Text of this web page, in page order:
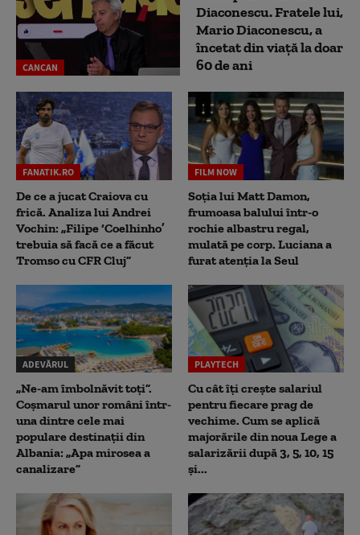
CANCAN
Diaconescu. Fratele lui,
Mario Diaconescu, a
încetat din viață la doar
60 de ani
FANATIK.RO
De ce a jucat Craiova cu
frică. Analiza lui Andrei
Vochin: „Filipe ‘Coelhinho’
trebuia să facă ce a făcut
Tromso cu CFR Cluj”
FILM NOW
Soția lui Matt Damon,
frumoasa balului într-o
rochie albastru regal,
mulată pe corp. Luciana a
furat atenția la Seul
ADEVĂRUL
„Ne-am îmbolnăvit toți”.
Coșmarul unor români într-
una dintre cele mai
populare destinații din
Albania: „Apa mirosea a
canalizare”
PLAYTECH
Cu cât îți crește salariul
pentru fiecare prag de
vechime. Cum se aplică
majorările din noua Lege a
salarizării după 3, 5, 10, 15
și...